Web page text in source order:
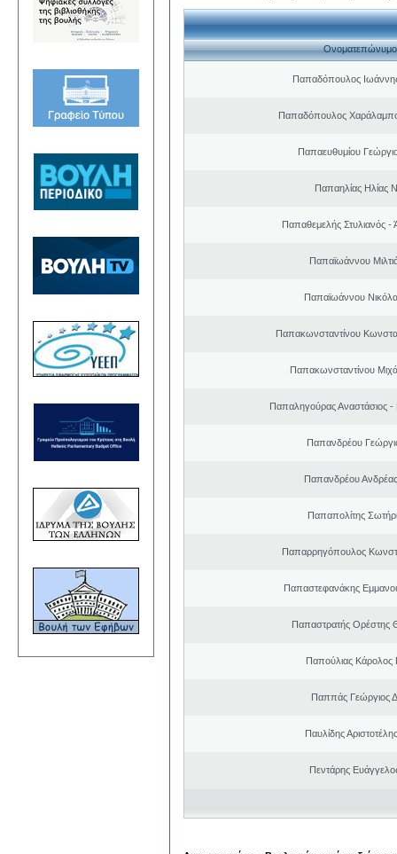
Ονοματεπώνυμο
Παπαδόπουλος
Παπαδόπουλος
Παπαευθυμίου
Παπαηλίας Ηλίας
Παπαθεμελής Στυλιανός -
Παπαϊωάννου
Παπαϊωάννου
Παπακωνσταντίνου
Παπακωνσταντίνου
Παπαληγούρας Αναστάσιος -
Παπανδρέου
Παπανδρέου
Παπαπολίτης
Παπαρρηγόπουλος
Παπαστεφανάκης
Παπαστρατής Ορέστης
Παπούλιας Κάρολος
Παππάς Γεώργιος
Παυλίδης
Πεντάρης